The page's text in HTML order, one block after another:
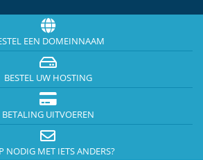
EEN DOMEINNAAM
BESTEL UW HOSTING
BETALING UITVOEREN
NODIG MET IETS ANDERS?